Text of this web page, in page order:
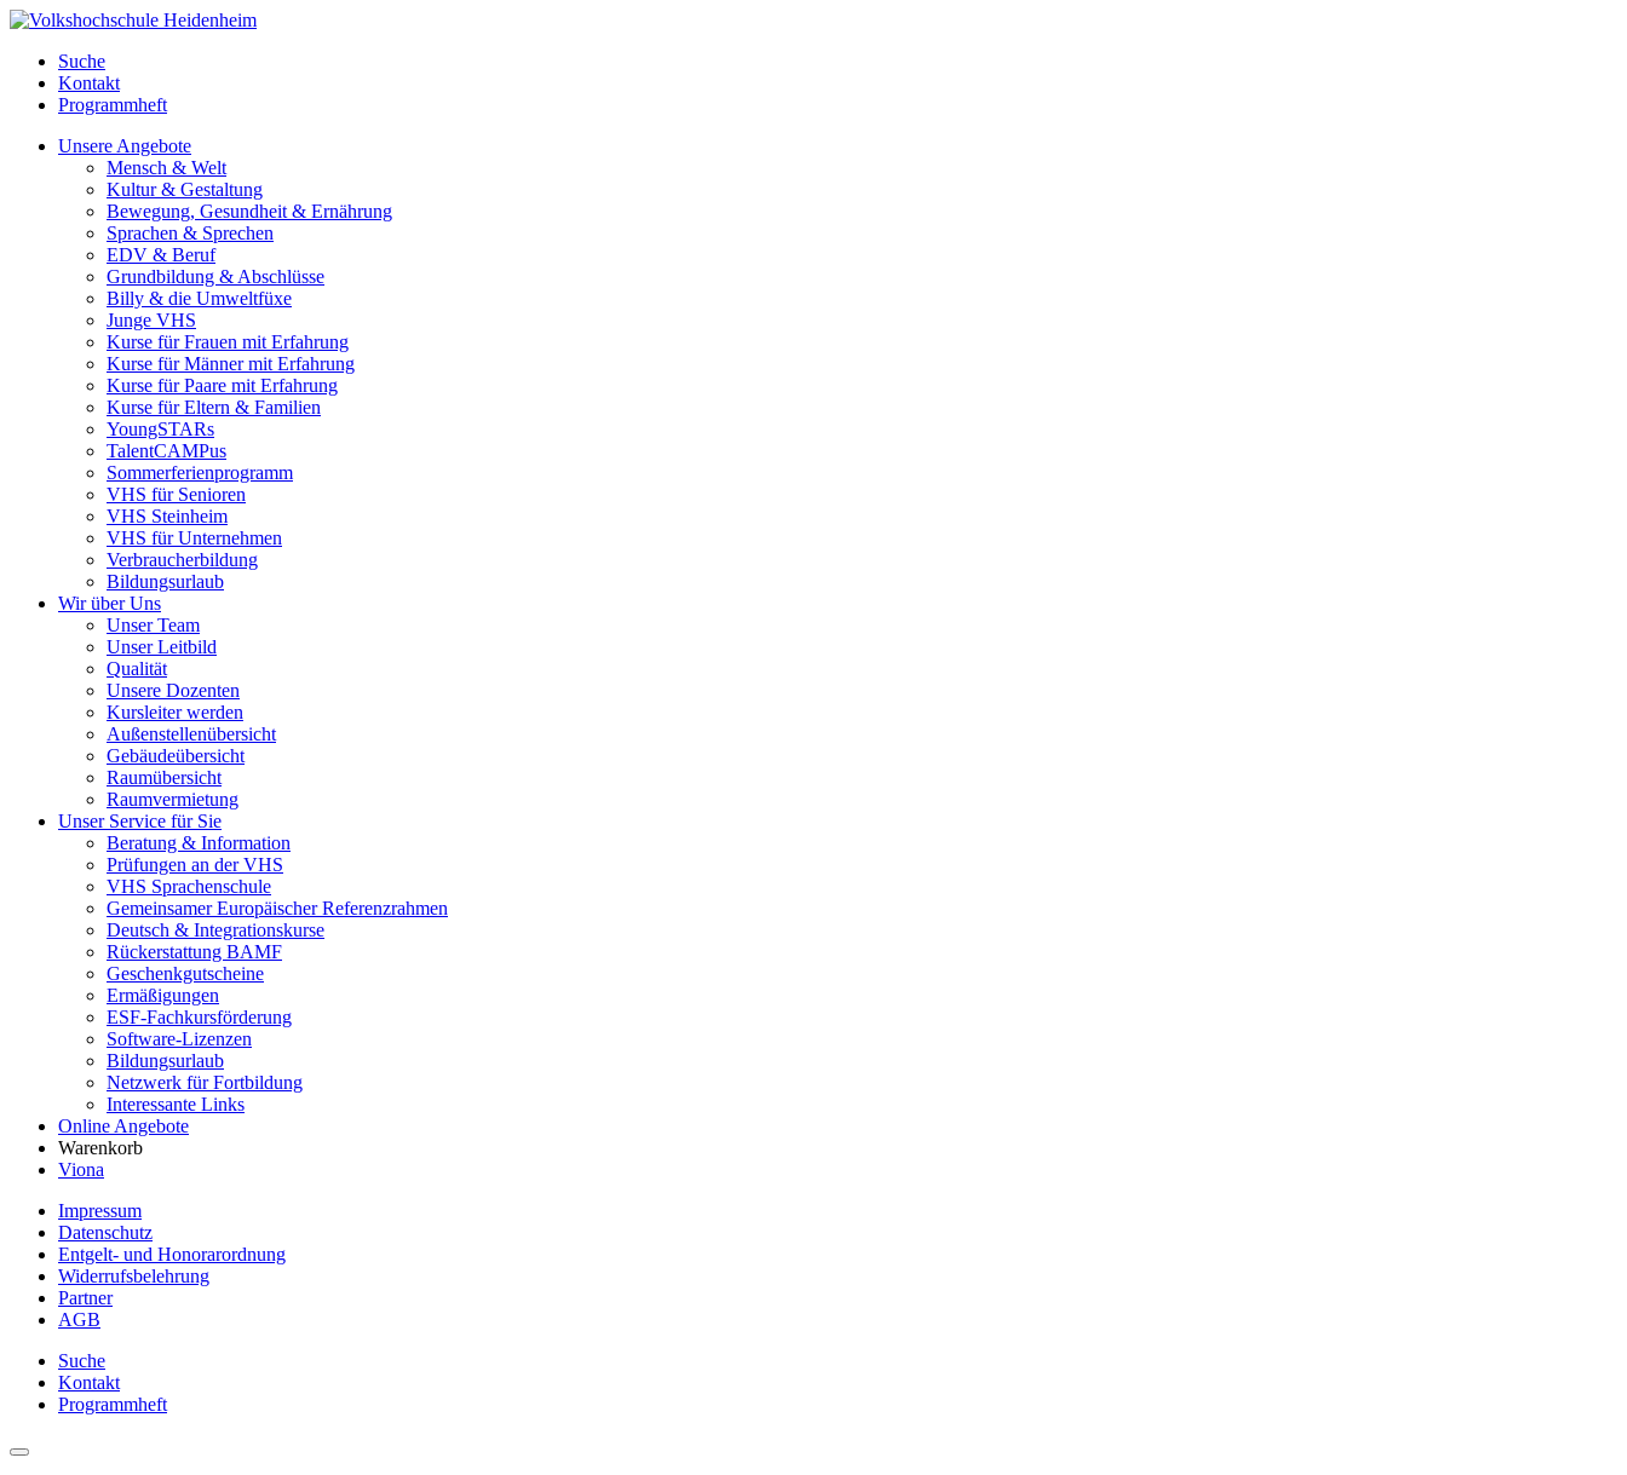
Suche
Kontakt
Programmheft
Unsere Angebote
Mensch & Welt
Kultur & Gestaltung
Bewegung, Gesundheit & Ernährung
Sprachen & Sprechen
EDV & Beruf
Grundbildung & Abschlüsse
Billy & die Umweltfüxe
Junge VHS
Kurse für Frauen mit Erfahrung
Kurse für Männer mit Erfahrung
Kurse für Paare mit Erfahrung
Kurse für Eltern & Familien
YoungSTARs
TalentCAMPus
Sommerferienprogramm
VHS für Senioren
VHS Steinheim
VHS für Unternehmen
Verbraucherbildung
Bildungsurlaub
Wir über Uns
Unser Team
Unser Leitbild
Qualität
Unsere Dozenten
Kursleiter werden
Außenstellenübersicht
Gebäudeübersicht
Raumübersicht
Raumvermietung
Unser Service für Sie
Beratung & Information
Prüfungen an der VHS
VHS Sprachenschule
Gemeinsamer Europäischer Referenzrahmen
Deutsch & Integrationskurse
Rückerstattung BAMF
Geschenkgutscheine
Ermäßigungen
ESF-Fachkursförderung
Software-Lizenzen
Bildungsurlaub
Netzwerk für Fortbildung
Interessante Links
Online Angebote
Warenkorb
Viona
Impressum
Datenschutz
Entgelt- und Honorarordnung
Widerrufsbelehrung
Partner
AGB
Suche
Kontakt
Programmheft